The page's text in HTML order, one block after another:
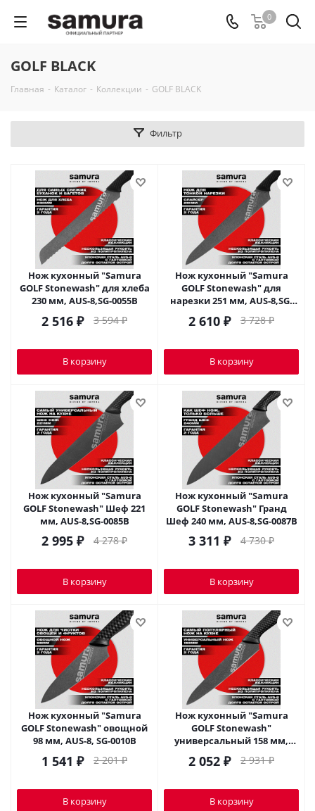
0
GOLF BLACK
Главная - Каталог - Коллекции - GOLF BLACK
Фильтр
Нож кухонный "Samura
GOLF Stonewash" для хлеба
230 мм, AUS-8,SG-0055B
2 516 ₽ 3 594₽
В корзину
Нож кухонный "Samura
GOLF Stonewash" для
нарезки 251 мм, AUS-8,SG-
0045B
2 610 ₽ 3 728₽
В корзину
Нож кухонный "Samura
GOLF Stonewash" Шеф 221
мм, AUS-8,SG-0085B
2 995 ₽ 4 278₽
В корзину
Нож кухонный "Samura
GOLF Stonewash" Гранд
Шеф 240 мм, AUS-8,SG-0087B
3 311 ₽ 4 730₽
В корзину
Нож кухонный "Samura
GOLF Stonewash" овощной
98 мм, AUS-8, SG-0010B
1 541 ₽ 2 201₽
В корзину
Нож кухонный "Samura
GOLF Stonewash"
универсальный 158 мм,
AUS-8,SG-0023B
2 052 ₽ 2 931₽
В корзину